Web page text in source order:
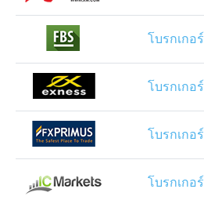
โบรกเกอ
โบรกเกอ
โบรกเกอ
โบรกเกอ